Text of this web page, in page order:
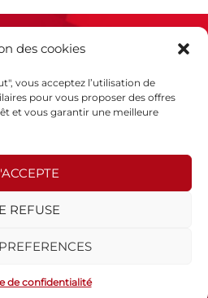
des cookies
vous acceptez l’utilisation de
pour vous proposer des offres
et vous garantir une meilleure
REFUSE
de confidentialité
presse
confidentialité
75015 PARIS
- © 2026 Tous droits réservés.